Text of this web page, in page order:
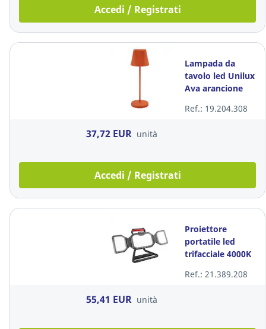
Accedi / Registrati
Lampada da
tavolo led Unilux
Ava arancione
Ref.: 19.204.308
37,72 EUR unità
Accedi / Registrati
Proiettore
portatile led
trifacciale 4000K
Ref.: 21.389.208
55,41 EUR unità